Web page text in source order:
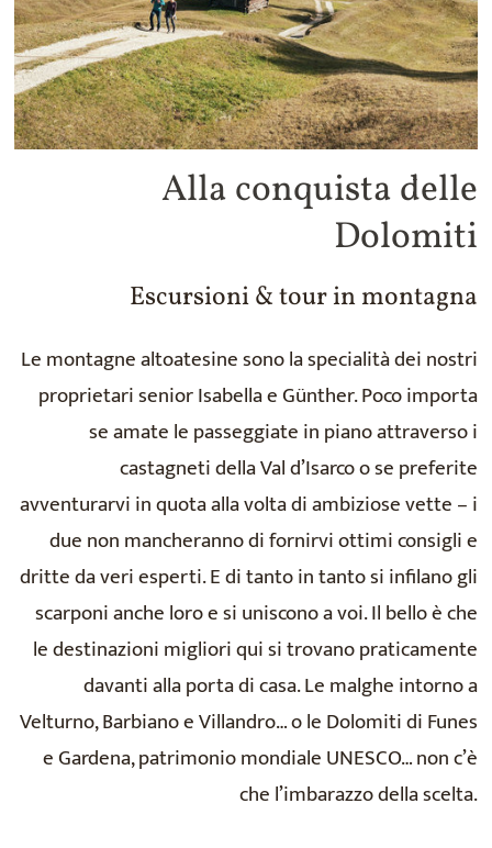
Alla conquista delle
Dolomiti
Escursioni & tour in montagna
Le montagne altoatesine sono la specialità dei nostri
proprietari senior Isabella e Günther. Poco importa
se amate le passeggiate in piano attraverso i
castagneti della Val d’Isarco o se preferite
avventurarvi in quota alla volta di ambiziose vette – i
due non mancheranno di fornirvi ottimi consigli e
dritte da veri esperti. E di tanto in tanto si infilano gli
scarponi anche loro e si uniscono a voi. Il bello è che
le destinazioni migliori qui si trovano praticamente
davanti alla porta di casa. Le malghe intorno a
Velturno, Barbiano e Villandro… o le Dolomiti di Funes
e Gardena, patrimonio mondiale UNESCO… non c’è
che l’imbarazzo della scelta.